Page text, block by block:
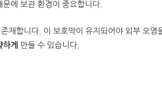
문에 보관 환경이 중요합니다.
재합니다. 이 보호막이 유지되어야 외부 오염
게 만들 수 있습니다.